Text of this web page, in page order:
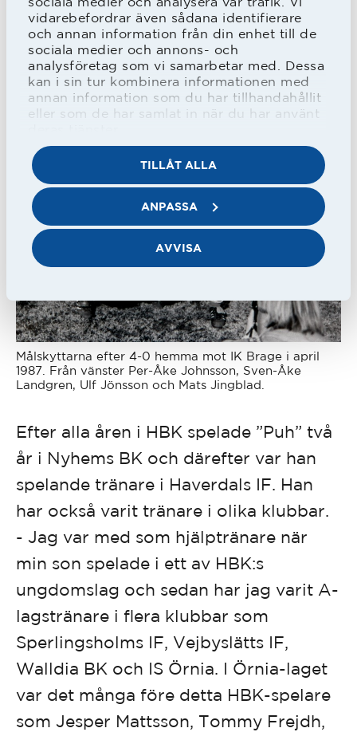
vidarebefordrar även sådana identifierare
och annan information från din enhet till de
sociala medier och annons- och
analysföretag som vi samarbetar med. Dessa
kan i sin tur kombinera informationen med
annan information som du har tillhandahållit
eller som de har samlat in när du har använt
TILLÅT ALLA
ANPASSA
AVVISA
läsa spelet och sedan hade jag ett bra
huvudspel. Roy Hodgson sa en gång
att jag var Sveriges bästa huvudspelare
och det var roligt att höra, säger ”Puh”.
Målskyttarna efter 4-0 hemma mot IK Brage i april
1987. Från vänster Per-Åke Johnsson, Sven-Åke
Landgren, Ulf Jönsson och Mats Jingblad.
Efter alla åren i HBK spelade ”Puh” två
år i Nyhems BK och därefter var han
spelande tränare i Haverdals IF. Han
har också varit tränare i olika klubbar.
- Jag var med som hjälptränare när
min son spelade i ett av HBK:s
ungdomslag och sedan har jag varit A-
lagstränare i flera klubbar som
Sperlingsholms IF, Vejbyslätts IF,
Walldia BK och IS Örnia. I Örnia-laget
var det många före detta HBK-spelare
som Jesper Mattsson, Tommy Frejdh,